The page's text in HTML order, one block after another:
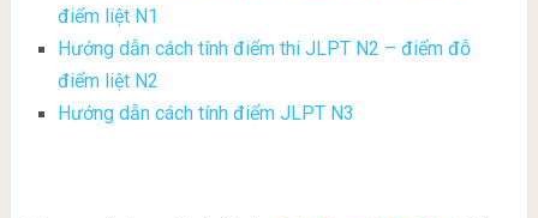
điểm liệt N1
Hướng dẫn cách tính điểm thi JLPT N2 – điểm đỗ
điểm liệt N2
Hướng dẫn cách tính điểm JLPT N3